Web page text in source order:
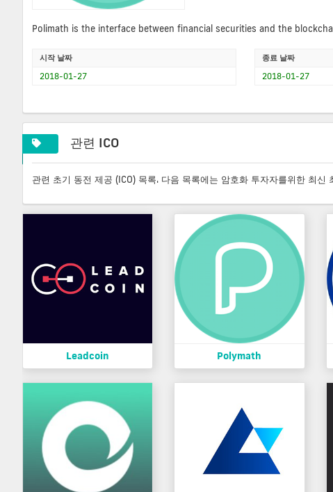
Polimath is the interface between financial securities and the
시작 날짜
2018-01-27
종료 날짜
2018-01-27
관련 ICO
관련 초기 동전 제공 (ICO) 목록. 다음 목록에는 암호화 투자자를위한 최
Leadcoin Polymath